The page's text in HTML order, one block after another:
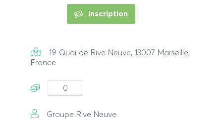
Inscription
19 Quai de Rive Neuve, 13007 Marseille,
France
0
Groupe Rive Neuve